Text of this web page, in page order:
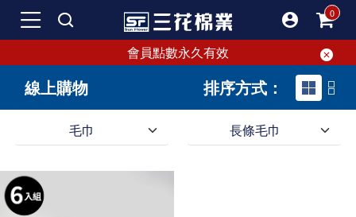
會員點數永久有效
線上購物 排序方式：
毛巾 長條毛巾
來三花挑選最適合的毛巾、浴巾、方巾、童巾吧！各種顏色、樣式與尺寸應有盡有，讓你不再為選擇煩惱，享受每一款柔順觸感，讓洗澡時光更期待。
三花毛巾是台灣領先毛巾品牌，專注生產毛巾、浴巾、方巾及童巾，選用100%精選棉，吸水強、耐洗耐用。三花毛巾系列提供卓越品質，增加生活舒適感。我們的超柔細全棉毛巾具卓越吸水力和舒適觸感，帶來與眾不同的體驗。多樣花色設計，呈現恬淡自然風格，讓生活細節充滿溫潤感。
"近期發現的生活必備品：三花毛巾 你可能會想，毛巾這種普通的東西真的能有什麼特別之處嗎？但事實是，當你用了三花毛巾，你會驚訝於它帶來的全新感受。讓我來詳細介紹一下這個生活中的小驚喜，三花毛巾。 台灣頂尖毛巾品牌 三花毛巾是台灣毛巾品牌中的佼佼者，專注於毛巾、浴巾、方巾和童巾的製造。這家品牌在毛巾領域的專業和用心可真是不簡單！它們選用100%精選棉，不僅吸水性極佳，還非常耐洗耐用。這些特性讓三花毛巾在市場上脫穎而出，成為許多家庭的首選。 超強吸水力 我使用了幾款不同的三花毛巾，包括面部毛巾和浴巾，每一款都讓我感受到高品質的與眾不同。特別是三花毛巾的超柔細全棉系列，更是讓人愛不釋手。這些毛巾無論是剛洗完澡後擦乾身體，還是清潔面部，都能迅速吸走多餘的水分。每天使用這款毛巾都能享受到極致的舒適感，像是輕柔的雲朵親吻著你的肌膚。 耐用特性 三花毛巾不僅吸水力強，還具有極佳的耐用性。我的一些毛巾用來好幾年了，依然保持著初次使用時的柔軟和吸水功能。這對於經常需要更換的生活必需品來說，實在是太重要了。能夠長期使用，減少頻繁購買的麻煩，這是我對毛巾品質的最高期待。 多樣花色選擇 三花毛巾在花色和設計上也下足了功夫。從恬淡自然的風格到活潑的圖案，各種顏色應有盡有。這不僅讓生活中的小細節充滿溫潤感，也讓家中的每個角落都變得更有生氣。每次換毛巾時，我都會選擇不同的顏色，感覺整個浴室都變得更加有趣和舒適。 精緻設計 三花毛巾的設計非常貼心。邊緣設計不易起毛球，保持毛巾的整潔外觀。毛巾的大小適中，不會過大或過小，剛好適合日常使用。這些細節設計讓三花毛巾成為更加便利和耐用的選擇。 總結 三花毛巾真的讓人驚喜。它們在品質上做到了極致，在設計和顏色選擇上也非常用心。如果你正在尋找一款高品質的毛巾，我強烈推薦三花毛巾。它們的強力吸水、超柔細觸感和耐洗耐用特性，能夠給你帶來前所未有的使用體驗。無論是家庭使用還是送禮，三花毛巾都是絕佳的選擇！ 透過這篇文章，希望你能更了解三花毛巾，並在日常生活中體驗到它們的優點。總之，三花毛巾絕對是你日常生活中的理想選擇。"